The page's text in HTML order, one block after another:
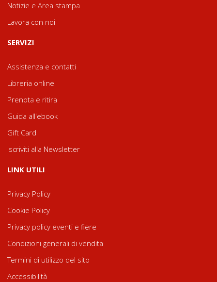
Notizie e Area stampa
Lavora con noi
SERVIZI
Assistenza e contatti
Libreria online
Prenota e ritira
Guida all'ebook
Gift Card
Iscriviti alla Newsletter
LINK UTILI
Privacy Policy
Cookie Policy
Privacy policy eventi e fiere
Condizioni generali di vendita
Termini di utilizzo del sito
Accessibilità